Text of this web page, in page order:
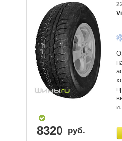
8320